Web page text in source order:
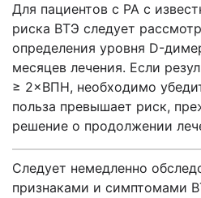
Для пациентов с РА с
риска ВТЭ следует
определения уровня D-
месяцев лечения. Если
≥ 2×ВПН, необходимо
польза превышает риск,
решение о продолжении
Следует немедленно
признаками и симптомами